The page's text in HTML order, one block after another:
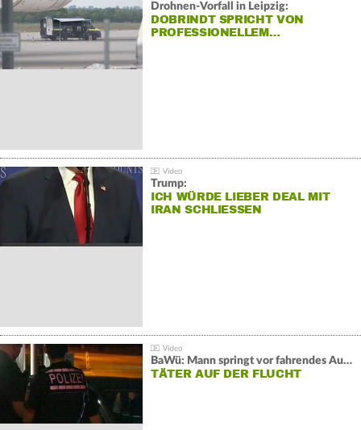
Drohnen-Vorfall in Leipzig:
DOBRINDT SPRICHT VON
PROFESSIONELLEM…
Trump:
ICH WÜRDE LIEBER DEAL MIT
IRAN SCHLIESSEN
BaWü: Mann springt vor fahrendes Auto und schießt
TÄTER AUF DER FLUCHT